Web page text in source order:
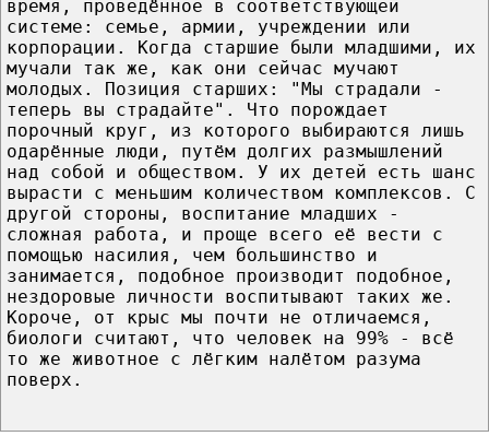
время, проведённое в соответствующей
системе: семье, армии, учреждении или
корпорации. Когда старшие были младшими, их
мучали так же, как они сейчас мучают
молодых. Позиция старших: "Мы страдали -
теперь вы страдайте". Что порождает
порочный круг, из которого выбираются лишь
одарённые люди, путём долгих размышлений
над собой и обществом. У их детей есть шанс
вырасти с меньшим количеством комплексов. С
другой стороны, воспитание младших -
сложная работа, и проще всего её вести с
помощью насилия, чем большинство и
занимается, подобное производит подобное,
нездоровые личности воспитывают таких же.
Короче, от крыс мы почти не отличаемся,
биологи считают, что человек на 99% - всё
то же животное с лёгким налётом разума
поверх.